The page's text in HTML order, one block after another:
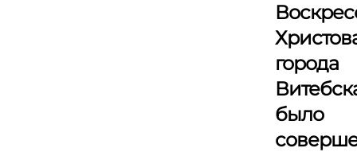
города
было